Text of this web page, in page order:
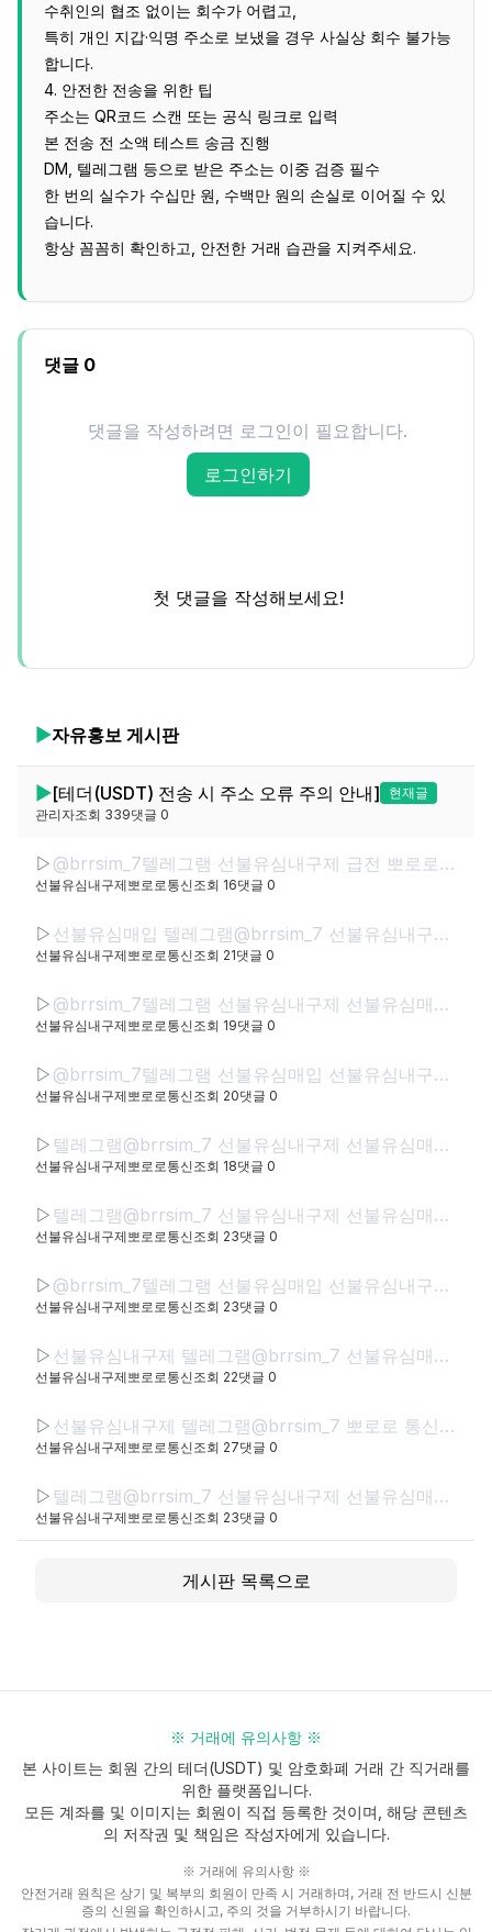
수취인의 협조 없이는 회수가 어렵고,
특히 개인 지갑·익명 주소로 보냈을 경우 사실상 회수 불가능
합니다.
4. 안전한 전송을 위한 팁
주소는 QR코드 스캔 또는 공식 링크로 입력
본 전송 전 소액 테스트 송금 진행
DM, 텔레그램 등으로 받은 주소는 이중 검증 필수
한 번의 실수가 수십만 원, 수백만 원의 손실로 이어질 수 있
습니다.
항상 꼼꼼히 확인하고, 안전한 거래 습관을 지켜주세요.
댓글 0
댓글을 작성하려면 로그인이 필요합니다.
로그인하기
첫 댓글을 작성해보세요!
▶자유홍보 게시판
▶[테더(USDT) 전송 시 주소 오류 주의 안내]
현재글
관리자조회 339댓글 0
▷ @brrsim_7텔레그램 선불유심내구제 급전 뽀로로통신 선불유심매입 선불유심현금화하는업체 선불유심구매 간편무서류소액급전
선불유심내구제뽀로로통신조회 16댓글 0
▷ 선불유심매입 텔레그램@brrsim_7 선불유심내구제 뽀로로통신 바로소액내구제급전 선불유심구매 급전 선불유심매입 바로소액급전 무서류무방문급전
선불유심내구제뽀로로통신조회 21댓글 0
▷ @brrsim_7텔레그램 선불유심내구제 선불유심매입 선불폰내구제 뽀로로통신 급전 선불유심현금화하는업체 선불유심구매 무직신불자소액급전
선불유심내구제뽀로로통신조회 19댓글 0
▷ @brrsim_7텔레그램 선불유심매입 선불유심내구제 뽀로로통신 선불유심현금화하는업체 프리랜서소액급전 선불폰유심매입합니다 급전 선불유심구매 바로정산
선불유심내구제뽀로로통신조회 20댓글 0
▷ 텔레그램@brrsim_7 선불유심내구제 선불유심매입 뽀로로통신 급전 정부정책자금생활안정생계급전지원금 선불유심구매 연체자바로소액급전
선불유심내구제뽀로로통신조회 18댓글 0
▷ 텔레그램@brrsim_7 선불유심내구제 선불유심매입 뽀로로통신 직장인바로소액급전 선불유심구매 급전 연체자바로소액급전 근로복지공단긴급생계비
선불유심내구제뽀로로통신조회 23댓글 0
▷ @brrsim_7텔레그램 선불유심매입 선불유심내구제 뽀로로통신 선불유심현금화하는업체 프리랜서소액급전 선불폰유심매입합니다 급전 선불유심구매 바로정산
선불유심내구제뽀로로통신조회 23댓글 0
▷ 선불유심내구제 텔레그램@brrsim_7 선불유심매입 뽀로로통신 급전 모바일급전 저신용자비상금소액 유심칩매입문의 선불유심구매
선불유심내구제뽀로로통신조회 22댓글 0
▷ 선불유심내구제 텔레그램@brrsim_7 뽀로로 통신 선불유심매입 급전 신뢰와 정직으로 함께하는 금융 파트너,뽀로로 통신 정식등록된 선불유심내구제 선불유심구매 정식업체로서 고객 여
선불유심내구제뽀로로통신조회 27댓글 0
▷ 텔레그램@brrsim_7 선불유심내구제 선불유심매입 뽀로로통신 급전 정부정책자금생활안정생계급전지원금 선불유심구매 연체자바로소액급전
선불유심내구제뽀로로통신조회 23댓글 0
게시판 목록으로
※ 거래에 유의사항 ※
본 사이트는 회원 간의 테더(USDT) 및 암호화폐 거래 간 직거래를
위한 플랫폼입니다.
모든 계좌를 및 이미지는 회원이 직접 등록한 것이며, 해당 콘텐츠
의 저작권 및 책임은 작성자에게 있습니다.
※ 거래에 유의사항 ※
안전거래 원칙은 상기 및 복부의 회원이 만족 시 거래하며, 거래 전 반드시 신분
증의 신원을 확인하시고, 주의 것을 거부하시기 바랍니다.